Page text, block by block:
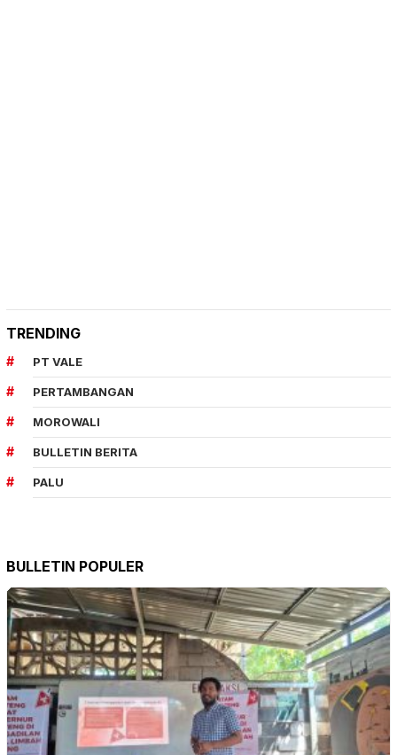
TRENDING
PT VALE
PERTAMBANGAN
MOROWALI
BULLETIN BERITA
PALU
BULLETIN POPULER